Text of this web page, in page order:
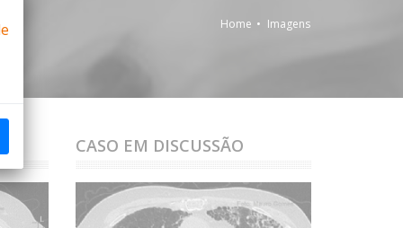
Home Imagens
CASO EM DISCUSSÃO